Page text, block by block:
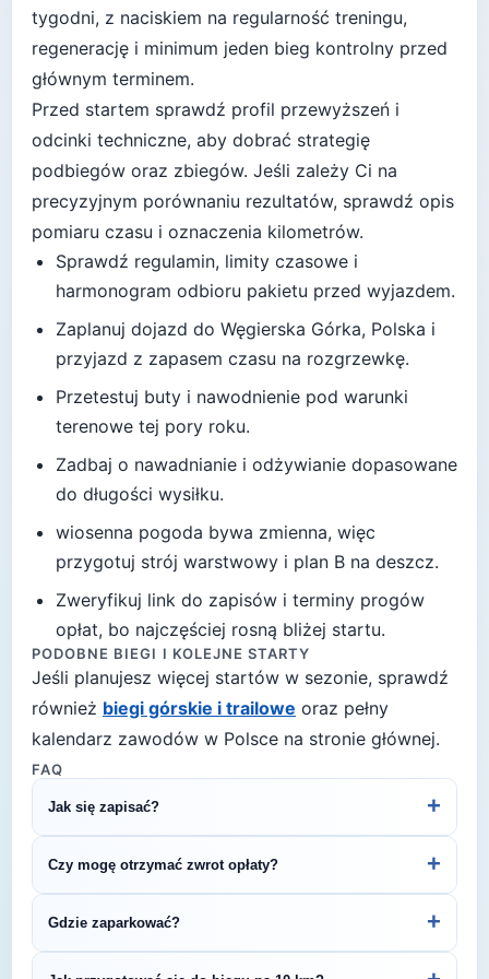
tygodni, z naciskiem na regularność treningu,
regenerację i minimum jeden bieg kontrolny przed
głównym terminem.
Przed startem sprawdź profil przewyższeń i
odcinki techniczne, aby dobrać strategię
podbiegów oraz zbiegów. Jeśli zależy Ci na
precyzyjnym porównaniu rezultatów, sprawdź opis
pomiaru czasu i oznaczenia kilometrów.
Sprawdź regulamin, limity czasowe i
harmonogram odbioru pakietu przed wyjazdem.
Zaplanuj dojazd do Węgierska Górka, Polska i
przyjazd z zapasem czasu na rozgrzewkę.
Przetestuj buty i nawodnienie pod warunki
terenowe tej pory roku.
Zadbaj o nawadnianie i odżywianie dopasowane
do długości wysiłku.
wiosenna pogoda bywa zmienna, więc
przygotuj strój warstwowy i plan B na deszcz.
Zweryfikuj link do zapisów i terminy progów
opłat, bo najczęściej rosną bliżej startu.
PODOBNE BIEGI I KOLEJNE STARTY
Jeśli planujesz więcej startów w sezonie, sprawdź
również biegi górskie i trailowe oraz pełny
kalendarz zawodów w Polsce na stronie głównej.
FAQ
Jak się zapisać? +
przejść do strony organizatora z formularzem
rejestracyjnym.
Czy mogę otrzymać zwrot opłaty? +
regulamin biegu lub skontaktuj się z
organizatorem.
Gdzie zaparkować? +